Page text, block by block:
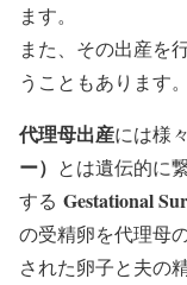
ます。
また、その出産を
うこともあります。
代理母出産には様
ー） とは遺伝的に
する Gestational
の受精卵を代理母
された卵子と夫の